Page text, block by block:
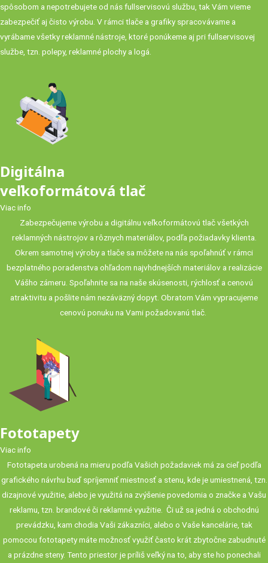
spôsobom a nepotrebujete od nás fullservisovú službu, tak Vám vieme
zabezpečiť aj čisto výrobu. V rámci tlače a grafiky spracovávame a
vyrábame všetky reklamné nástroje, ktoré ponúkeme aj pri fullservisovej
službe, tzn. polepy, reklamné plochy a logá.
Digitálna
veľkoformátová tlač
Viac info
Zabezpečujeme výrobu a digitálnu veľkoformátovú tlač všetkých
reklamných nástrojov a rôznych materiálov, podľa požiadavky klienta.
Okrem samotnej výroby a tlače sa môžete na nás spoľahnúť v rámci
bezplatného poradenstva ohľadom najvhdnejších materiálov a realizácie
Vášho zámeru. Spoľahnite sa na naše skúsenosti, rýchlosť a cenovú
atraktivitu a pošlite nám nezáväzný dopyt. Obratom Vám vypracujeme
cenovú ponuku na Vami požadovanú tlač.
Fototapety
Viac info
Fototapeta urobená na mieru podľa Vašich požadaviek má za cieľ podľa
grafického návrhu buď spríjemniť miestnosť a stenu, kde je umiestnená, tzn.
dizajnové využitie, alebo je využitá na zvýšenie povedomia o značke a Vašu
reklamu, tzn. brandové či reklamné využitie. Či už sa jedná o obchodnú
prevádzku, kam chodia Vaši zákazníci, alebo o Vaše kancelárie, tak
pomocou fototapety máte možnosť využiť často krát zbytočne zabudnuté
a prázdne steny. Tento priestor je príliš veľký na to, aby ste ho ponechali